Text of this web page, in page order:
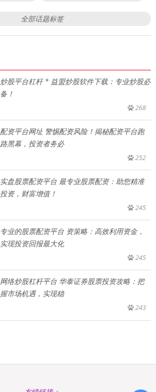
全部话题标签
炒股平台杠杆 * 益盟炒股软件下载：专业炒股必
备！
268
配资平台网址 警惕配资风险！揭秘配资平台跑
路黑幕，投资者务必
252
实盘股票配资平台 最专业股票配资：助您精准
投资，财富增值！
245
专业的股票配资平台 资策略：高效利用资金，
实现投资回报最大化
245
网络炒股杠杆平台 华泰证券股票投资攻略：把
握市场机遇，实现稳
243